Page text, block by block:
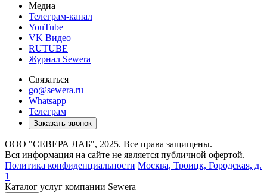
Медиа
Телеграм-канал
YouTube
VK Видео
RUTUBE
Журнал Sewera
Связаться
go@sewera.ru
Whatsapp
Телеграм
Заказать звонок
ООО "СЕВЕРА ЛАБ", 2025. Все права защищены.
Вся информация на сайте не является публичной офертой.
Политика конфиденциальности Москва, Троицк, Городская, д.
1
Каталог услуг компании Sewera